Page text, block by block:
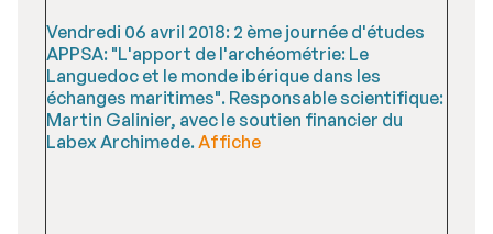
Vendredi 06 avril 2018: 2 ème journée d'études
APPSA: "L'apport de l'archéométrie: Le
Languedoc et le monde ibérique dans les
échanges maritimes". Responsable scientifique:
Martin Galinier, avec le soutien financier du
Labex Archimede.Affiche